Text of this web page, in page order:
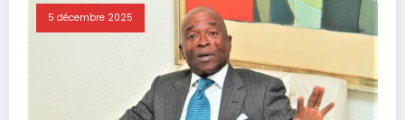
5 décembre 2025